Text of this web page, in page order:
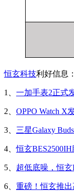
恒玄科技利好信息：
1、 一加手表2正式
2、 OPPO Watch X
3、 三星Galaxy
4、恒玄
5、 超低底噪，恒
6、 重磅！恒玄推